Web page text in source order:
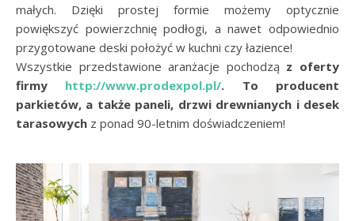
małych. Dzięki prostej formie możemy optycznie
powiększyć powierzchnię podłogi, a nawet odpowiednio
przygotowane deski położyć w kuchni czy łazience!
Wszystkie przedstawione aranżacje pochodzą z oferty
firmy http://www.prodexpol.pl/.
To producent
parkietów, a także paneli, drzwi drewnianych i desek
tarasowych z ponad 90-letnim doświadczeniem!